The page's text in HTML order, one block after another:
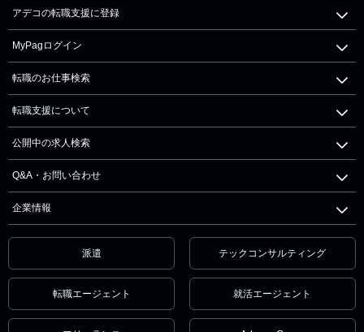
アデコの転職支援に登録
MyPagログイン
転職のお仕事検索
転職支援について
公開中の求人検索
Q&A・お問い合わせ
企業情報
派遣 テックコンサルティング
転職エージェント 就活エージェント